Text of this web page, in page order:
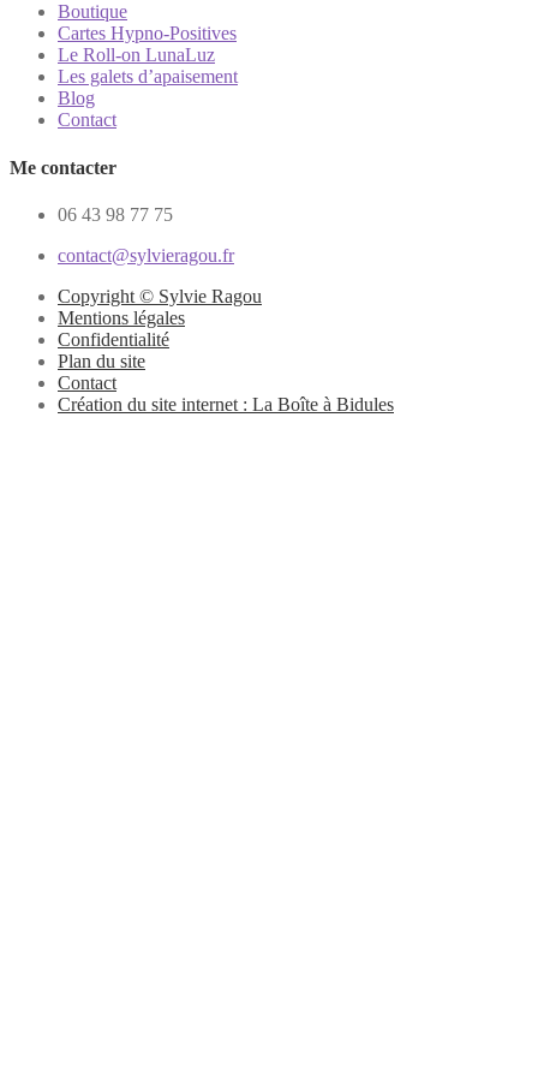
Boutique
Cartes Hypno-Positives
Le Roll-on LunaLuz
Les galets d’apaisement
Blog
Contact
Me contacter
06 43 98 77 75
contact@sylvieragou.fr
Copyright © Sylvie Ragou
Mentions légales
Confidentialité
Plan du site
Contact
Création du site internet : La Boîte à Bidules